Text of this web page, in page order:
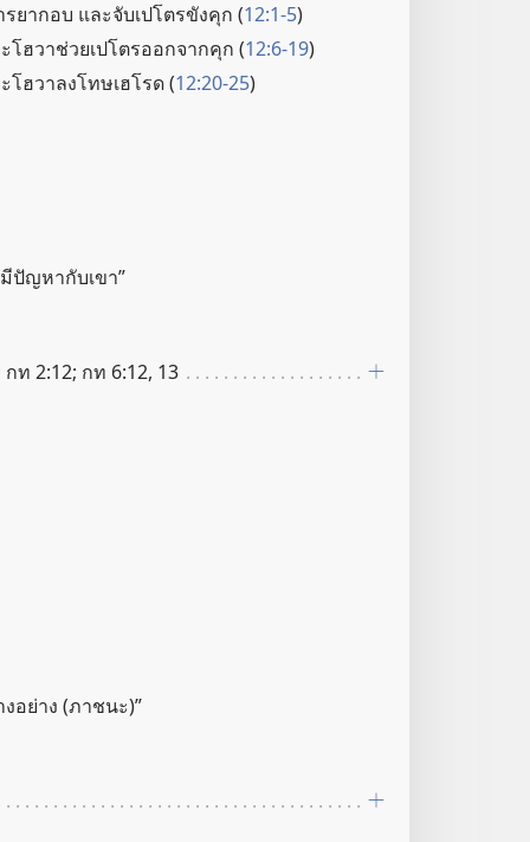
ยากอบ และ​จับ​เปโตร​ขัง​คุก (12:1-5)
ฮวา​ช่วย​เปโตร​ออก​จาก​คุก (12:6-19)
ฮวา​ลง​โทษ​เฮโรด (12:20-25)
มี​ปัญหา​กับ​เขา”
กท 2:12; กท 6:12, 13
อย่าง (ภาชนะ)”